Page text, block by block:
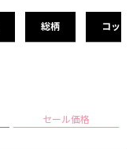
総柄 コット
セール価格